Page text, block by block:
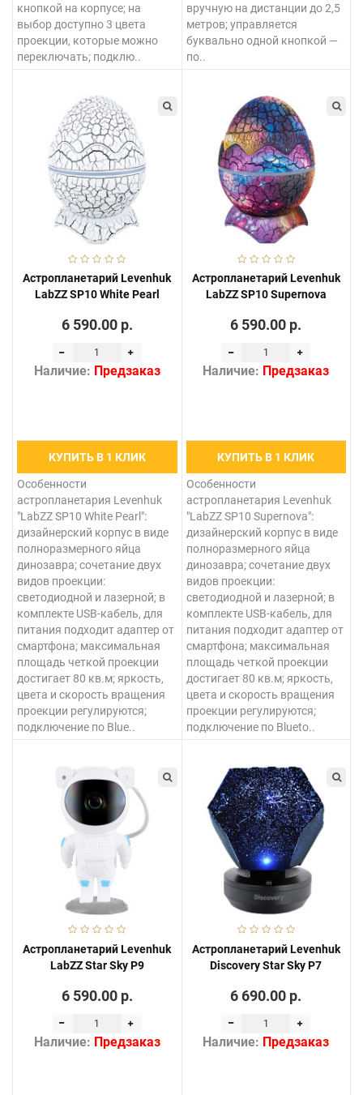
кнопкой на корпусе; на
выбор доступно 3 цвета
проекции, которые можно
переключать; подклю..
вручную на дистанции до 2,5
метров; управляется
буквально одной кнопкой —
по..
Астропланетарий Levenhuk
LabZZ SP10 White Pearl
6 590.00 р.
Наличие: Предзаказ
КУПИТЬ В 1 КЛИК
Особенности
астропланетария Levenhuk
"LabZZ SP10 White Pearl":
дизайнерский корпус в виде
полноразмерного яйца
динозавра; сочетание двух
видов проекции:
светодиодной и лазерной; в
комплекте USB-кабель, для
питания подходит адаптер от
смартфона; максимальная
площадь четкой проекции
достигает 80 кв.м; яркость,
цвета и скорость вращения
проекции регулируются;
подключение по Blue..
Астропланетарий Levenhuk
LabZZ SP10 Supernova
6 590.00 р.
Наличие: Предзаказ
КУПИТЬ В 1 КЛИК
Особенности
астропланетария Levenhuk
"LabZZ SP10 Supernova":
дизайнерский корпус в виде
полноразмерного яйца
динозавра; сочетание двух
видов проекции:
светодиодной и лазерной; в
комплекте USB-кабель, для
питания подходит адаптер от
смартфона; максимальная
площадь четкой проекции
достигает 80 кв.м; яркость,
цвета и скорость вращения
проекции регулируются;
подключение по Blueto..
Астропланетарий Levenhuk
LabZZ Star Sky P9
6 590.00 р.
Наличие: Предзаказ
Астропланетарий Levenhuk
Discovery Star Sky P7
6 690.00 р.
Наличие: Предзаказ